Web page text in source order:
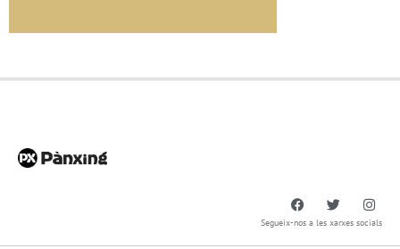
Segueix-nos a les xarxes socials